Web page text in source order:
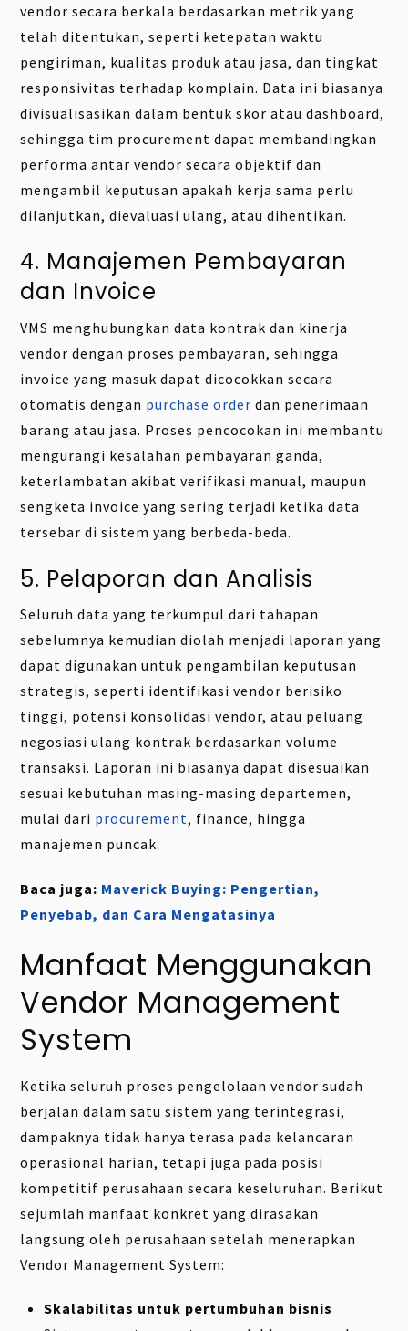
vendor secara berkala berdasarkan metrik yang
telah ditentukan, seperti ketepatan waktu
pengiriman, kualitas produk atau jasa, dan tingkat
responsivitas terhadap komplain. Data ini biasanya
divisualisasikan dalam bentuk skor atau dashboard,
sehingga tim procurement dapat membandingkan
performa antar vendor secara objektif dan
mengambil keputusan apakah kerja sama perlu
dilanjutkan, dievaluasi ulang, atau dihentikan.
4. Manajemen Pembayaran
dan Invoice
VMS menghubungkan data kontrak dan kinerja
vendor dengan proses pembayaran, sehingga
invoice yang masuk dapat dicocokkan secara
otomatis dengan purchase order dan penerimaan
barang atau jasa. Proses pencocokan ini membantu
mengurangi kesalahan pembayaran ganda,
keterlambatan akibat verifikasi manual, maupun
sengketa invoice yang sering terjadi ketika data
tersebar di sistem yang berbeda-beda.
5. Pelaporan dan Analisis
Seluruh data yang terkumpul dari tahapan
sebelumnya kemudian diolah menjadi laporan yang
dapat digunakan untuk pengambilan keputusan
strategis, seperti identifikasi vendor berisiko
tinggi, potensi konsolidasi vendor, atau peluang
negosiasi ulang kontrak berdasarkan volume
transaksi. Laporan ini biasanya dapat disesuaikan
sesuai kebutuhan masing-masing departemen,
mulai dari procurement, finance, hingga
manajemen puncak.
Baca juga: Maverick Buying: Pengertian,
Penyebab, dan Cara Mengatasinya
Manfaat Menggunakan
Vendor Management
System
Ketika seluruh proses pengelolaan vendor sudah
berjalan dalam satu sistem yang terintegrasi,
dampaknya tidak hanya terasa pada kelancaran
operasional harian, tetapi juga pada posisi
kompetitif perusahaan secara keseluruhan. Berikut
sejumlah manfaat konkret yang dirasakan
langsung oleh perusahaan setelah menerapkan
Vendor Management System:
Skalabilitas untuk pertumbuhan bisnis